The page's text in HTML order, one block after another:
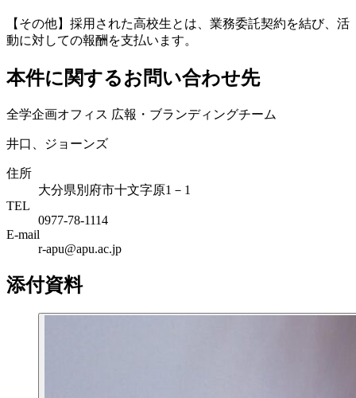
【その他】採用された高校生とは、業務委託契約を結び、活
動に対しての報酬を支払います。
本件に関するお問い合わせ先
全学企画オフィス 広報・ブランディングチーム
井口、ジョーンズ
住所
大分県別府市十文字原1－1
TEL
0977-78-1114
E-mail
r-apu@apu.ac.jp
添付資料